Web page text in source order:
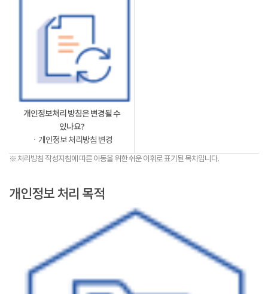
개인정보처리 방침은 변경될 수
있나요?
ㆍ개인정보 처리방침 변경
※ 처리방침 작성지침에 따른 아동을 위한 쉬운 어휘로 표기된 목차입니다.
개인정보 처리 목적